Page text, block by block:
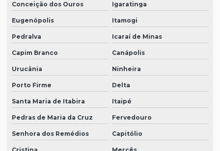
Conceição dos Ouros Igaratinga
Eugenópolis Itamogi
Pedralva Icaraí de Minas
Capim Branco Canápolis
Urucânia Ninheira
Porto Firme Delta
Santa Maria de Itabira Itaipé
Pedras de Maria da Cruz Fervedouro
Senhora dos Remédios Capitólio